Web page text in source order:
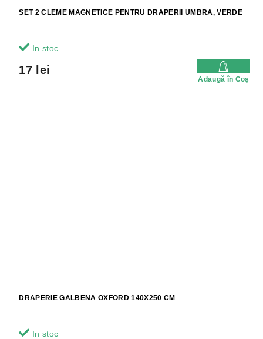
SET 2 CLEME MAGNETICE PENTRU DRAPERII UMBRA, VERDE
In stoc
17 lei
Adaugă în Coş
DRAPERIE GALBENA OXFORD 140X250 CM
In stoc